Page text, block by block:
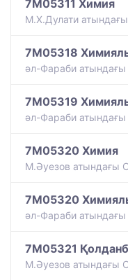
7M05311 Химия
М.Х.Дулати атындағы
7M05318
әл-Фараби атындағы
7M05319
әл-Фараби атындағы
7M05320 Химия
М.Әуезов атындағы
7M05320
әл-Фараби атындағы
7M05321
М.Әуезов атындағы